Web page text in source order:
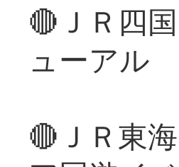
🔴ＪＲ四
ューアル
🔴ＪＲ東